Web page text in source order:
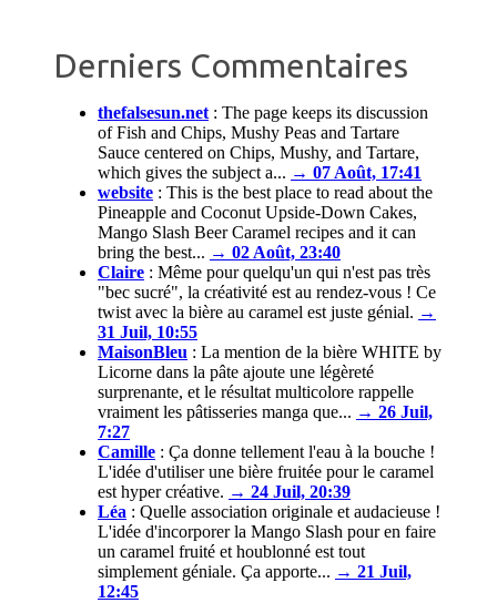
Derniers Commentaires
thefalsesun.net : The page keeps its discussion
of Fish and Chips, Mushy Peas and Tartare
Sauce centered on Chips, Mushy, and Tartare,
which gives the subject a... → 07 Août, 17:41
website : This is the best place to read about the
Pineapple and Coconut Upside-Down Cakes,
Mango Slash Beer Caramel recipes and it can
bring the best... → 02 Août, 23:40
Claire : Même pour quelqu'un qui n'est pas très
"bec sucré", la créativité est au rendez-vous ! Ce
twist avec la bière au caramel est juste génial. →
31 Juil, 10:55
MaisonBleu : La mention de la bière WHITE by
Licorne dans la pâte ajoute une légèreté
surprenante, et le résultat multicolore rappelle
vraiment les pâtisseries manga que... → 26 Juil,
7:27
Camille : Ça donne tellement l'eau à la bouche !
L'idée d'utiliser une bière fruitée pour le caramel
est hyper créative. → 24 Juil, 20:39
Léa : Quelle association originale et audacieuse !
L'idée d'incorporer la Mango Slash pour en faire
un caramel fruité et houblonné est tout
simplement géniale. Ça apporte... → 21 Juil,
12:45